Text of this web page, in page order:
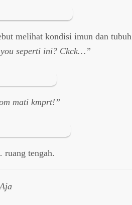
melihat kondisi imun dan tubuh
seperti ini? Ckck…”
mati kmprt!”
tengah.